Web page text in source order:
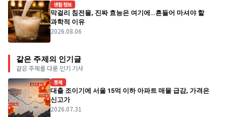
생활정보
막걸리 침전물, 진짜 효능은 여기에…흔들어 마셔야 할
과학적 이유
2026.08.06
같은 주제의 인기글
같은 주제를 다룬 인기 기사
경제
대출 조이기에 서울 15억 이하 아파트 매물 급감, 가격은
신고가
2026.07.31